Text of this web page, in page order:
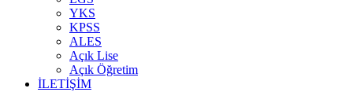
YKS
KPSS
ALES
Açık Lise
Açık Öğretim
İLETIŞIM